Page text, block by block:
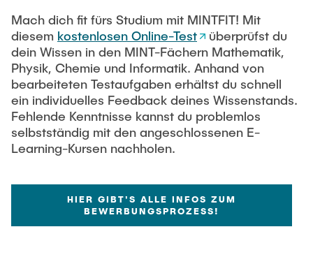
Mach dich fit fürs Studium mit MINTFIT! Mit
diesem kostenlosen Online-Test
überprüfst du
dein Wissen in den MINT-Fächern Mathematik,
Physik, Chemie und Informatik. Anhand von
bearbeiteten Testaufgaben erhältst du schnell
ein individuelles Feedback deines Wissenstands.
Fehlende Kenntnisse kannst du problemlos
selbstständig mit den angeschlossenen E-
Learning-Kursen nachholen.
HIER GIBT'S ALLE INFOS ZUM
BEWERBUNGSPROZESS!